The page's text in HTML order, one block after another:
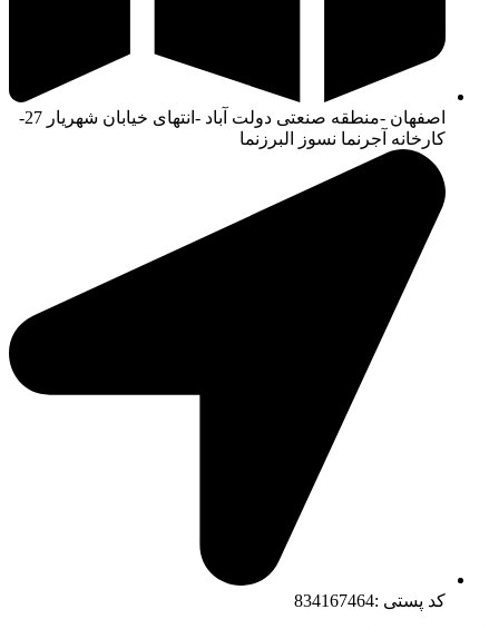
اصفهان -منطقه صنعتی دولت آباد -انتهای خیابان شهریار 27-
کارخانه آجرنما نسوز البرزنما
کد پستی :834167464